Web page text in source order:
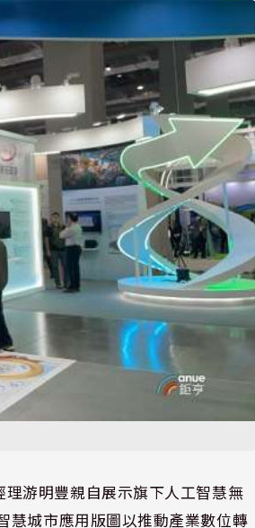
游明豐親自展示旗下人工智慧無
慧城市應用版圖以推動產業數位轉